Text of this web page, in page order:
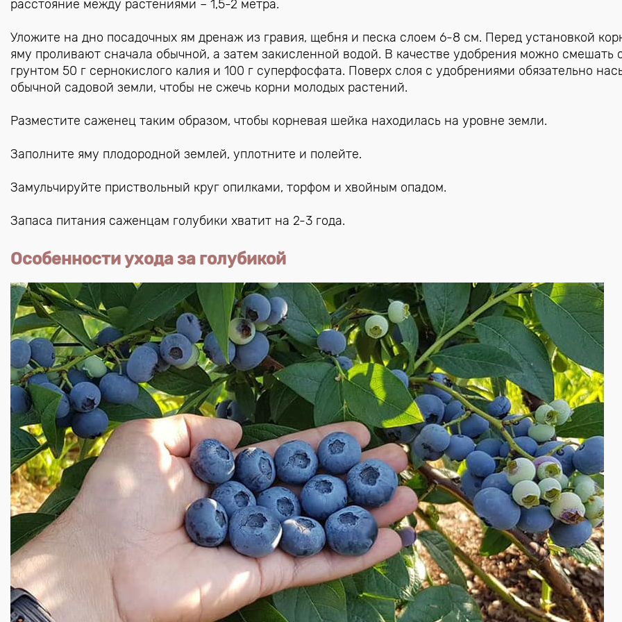
расстояние между растениями – 1,5-2 метра.
Уложите на дно посадочных ям дренаж из гравия, щебня и песка слоем 6-8 см. Перед установкой
яму проливают сначала обычной, а затем закисленной водой. В качестве удобрения можно смешать
грунтом 50 г сернокислого калия и 100 г суперфосфата. Поверх слоя с удобрениями обязательно
обычной садовой земли, чтобы не сжечь корни молодых растений.
Разместите саженец таким образом, чтобы корневая шейка находилась на уровне земли.
Заполните яму плодородной землей, уплотните и полейте.
Замульчируйте приствольный круг опилками, торфом и хвойным опадом.
Запаса питания саженцам голубики хватит на 2-3 года.
Особенности ухода за голубикой